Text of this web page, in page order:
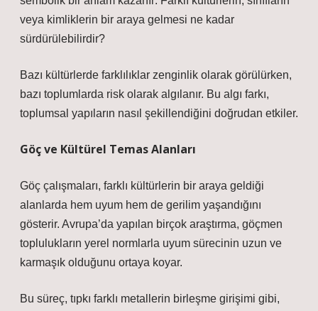
veya kimliklerin bir araya gelmesi ne kadar
sürdürülebilirdir?
Bazı kültürlerde farklılıklar zenginlik olarak görülürken,
bazı toplumlarda risk olarak algılanır. Bu algı farkı,
toplumsal yapıların nasıl şekillendiğini doğrudan etkiler.
Göç ve Kültürel Temas Alanları
Göç çalışmaları, farklı kültürlerin bir araya geldiği
alanlarda hem uyum hem de gerilim yaşandığını
gösterir. Avrupa’da yapılan birçok araştırma, göçmen
toplulukların yerel normlarla uyum sürecinin uzun ve
karmaşık olduğunu ortaya koyar.
Bu süreç, tıpkı farklı metallerin birleşme girişimi gibi,